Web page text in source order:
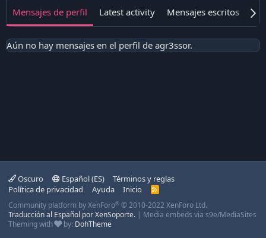
Mensajes de perfil Latest activity Mensajes escritos
Aún no hay mensajes en el perfil de agr3ssor.
Oscuro Español (ES)
Términos y reglas
Política de privacidad
Ayuda Inicio
R
S
Community platform by XenForo® © 2010-2022 XenForo Ltd.
Traducción al Español por XenSoporte. | Media embeds via s9e/MediaSites
Theming with
by: DohTheme